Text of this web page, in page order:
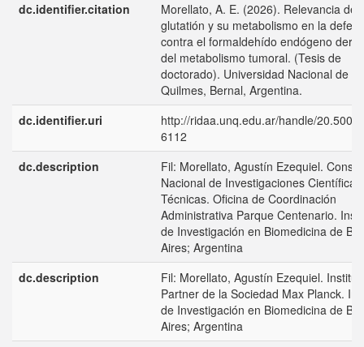
dc.identifier.citation
Morellato, A. E. (2026). Relevancia del
glutatión y su metabolismo en la
contra el formaldehído endógeno
del metabolismo tumoral. (Tesis de
doctorado). Universidad Nacional de
Quilmes, Bernal, Argentina.
dc.identifier.uri
http://ridaa.unq.edu.ar/handle/
6112
dc.description
Fil: Morellato, Agustín Ezequiel.
Nacional de Investigaciones
Técnicas. Oficina de Coordinación
Administrativa Parque Centenario.
de Investigación en Biomedicina de
Aires; Argentina
dc.description
Fil: Morellato, Agustín Ezequiel.
Partner de la Sociedad Max Planck.
de Investigación en Biomedicina de
Aires; Argentina